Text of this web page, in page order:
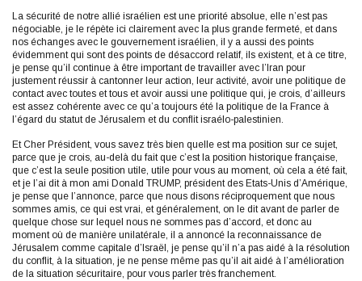
La sécurité de notre allié israélien est une priorité absolue, elle n’est pas
négociable, je le répète ici clairement avec la plus grande fermeté, et dans
nos échanges avec le gouvernement israélien, il y a aussi des points
évidemment qui sont des points de désaccord relatif, ils existent, et à ce titre,
je pense qu’il continue à être important de travailler avec l’Iran pour
justement réussir à cantonner leur action, leur activité, avoir une politique de
contact avec toutes et tous et avoir aussi une politique qui, je crois, d’ailleurs
est assez cohérente avec ce qu’a toujours été la politique de la France à
l’égard du statut de Jérusalem et du conflit israélo-palestinien.
Et Cher Président, vous savez très bien quelle est ma position sur ce sujet,
parce que je crois, au-delà du fait que c’est la position historique française,
que c’est la seule position utile, utile pour vous au moment, où cela a été fait,
et je l’ai dit à mon ami Donald TRUMP, président des Etats-Unis d’Amérique,
je pense que l’annonce, parce que nous disons réciproquement que nous
sommes amis, ce qui est vrai, et généralement, on le dit avant de parler de
quelque chose sur lequel nous ne sommes pas d’accord, et donc au
moment où de manière unilatérale, il a annoncé la reconnaissance de
Jérusalem comme capitale d’Israël, je pense qu’il n’a pas aidé à la résolution
du conflit, à la situation, je ne pense même pas qu’il ait aidé à l’amélioration
de la situation sécuritaire, pour vous parler très franchement.